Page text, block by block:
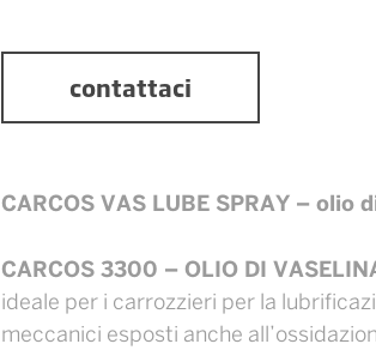
contattaci
CARCOS VAS LUBE SPRAY – olio
CARCOS 3300 – OLIO DI
ideale per i carrozzieri per la
meccanici esposti anche